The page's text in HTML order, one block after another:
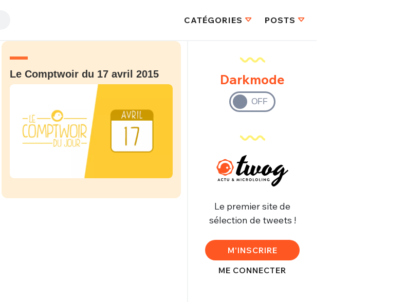
CATÉGORIES POSTS
Le Comptwoir du 17 avril 2015 Darkmode
Le premier site de
sélection de tweets !
M'INSCRIRE
ME CONNECTER
FERMER